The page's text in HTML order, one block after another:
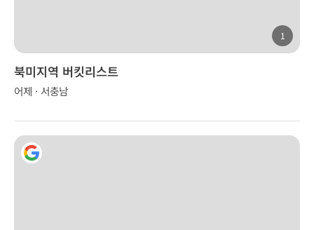
1
북미지역 버킷리스트
어제 · 서충남